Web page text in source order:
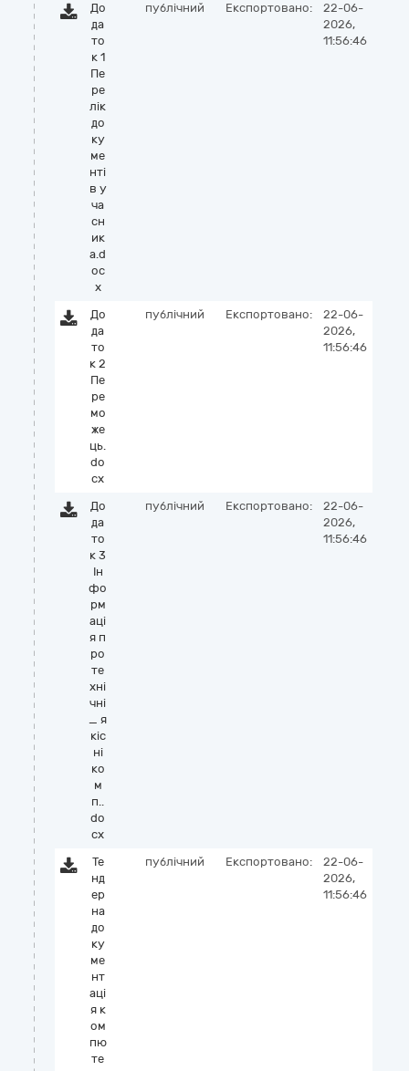
До
да
то
к 1
Пе
ре
лік
до
ку
ме
нті
в у
ча
сн
ик
а.d
oc
x
публічний Експортовано:
22-06-
2026,
11:56:46
До
да
то
к 2
Пе
ре
мо
же
ць.
do
cx
публічний Експортовано:
22-06-
2026,
11:56:46
До
да
то
к 3
Ін
фо
рм
аці
я п
ро
те
хні
чні
_ я
кіс
ні
ко
м
п..
do
cx
публічний Експортовано:
22-06-
2026,
11:56:46
Те
нд
ер
на
до
ку
ме
нт
аці
я к
ом
пю
те
публічний Експортовано:
22-06-
2026,
11:56:46